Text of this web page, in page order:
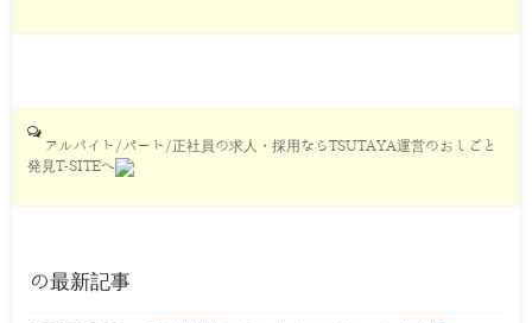
アルバイト/パート/正社員の求人・採用ならTSUTAYA運営のおしごと
発見T-SITEへ
の最新記事